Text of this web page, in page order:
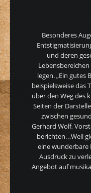
Besonderes
und deren
legen. „Ein gutes
beispielsweise das
über den Weg des
Seiten der
zwischen
Gerhard Wolf,
berichten. „Weil
eine wunderbare
Ausdruck zu
Angebot auf